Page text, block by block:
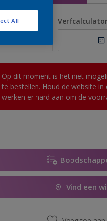
Verfcalculator
Op dit moment is het niet
te bestellen. Houd de website in
werken er hard aan om de
Vind een
All